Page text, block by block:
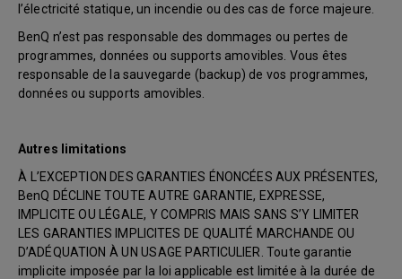
l’électricité statique, un incendie ou des cas de force majeure.
BenQ n’est pas responsable des dommages ou pertes de
programmes, données ou supports amovibles. Vous êtes
responsable de la sauvegarde (backup) de vos programmes,
données ou supports amovibles.
Autres limitations
À L’EXCEPTION DES GARANTIES ÉNONCÉES AUX PRÉSENTES,
BenQ DÉCLINE TOUTE AUTRE GARANTIE, EXPRESSE,
IMPLICITE OU LÉGALE, Y COMPRIS MAIS SANS S’Y LIMITER
LES GARANTIES IMPLICITES DE QUALITÉ MARCHANDE OU
D’ADÉQUATION À UN USAGE PARTICULIER. Toute garantie
implicite imposée par la loi applicable est limitée à la durée de